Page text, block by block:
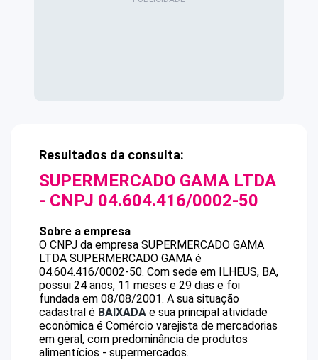
Resultados da consulta:
SUPERMERCADO GAMA LTDA
- CNPJ 04.604.416/0002-50
Sobre a empresa
O CNPJ da empresa SUPERMERCADO GAMA
LTDA SUPERMERCADO GAMA é
04.604.416/0002-50. Com sede em ILHEUS, BA,
possui 24 anos, 11 meses e 29 dias e foi
fundada em 08/08/2001. A sua situação
cadastral é BAIXADA e sua principal atividade
econômica é Comércio varejista de mercadorias
em geral, com predominância de produtos
alimentícios - supermercados.